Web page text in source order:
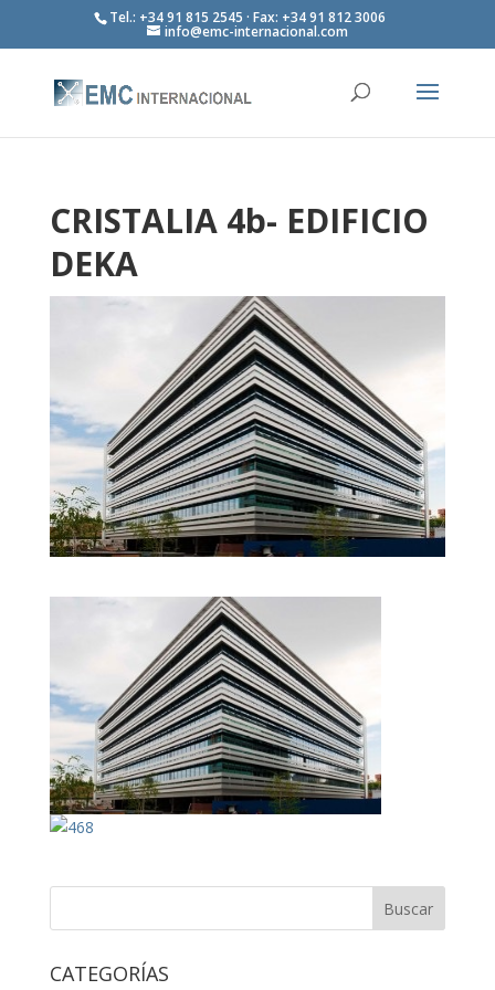
Tel.: +34 91 815 2545 · Fax: +34 91 812 3006
info@emc-internacional.com
CRISTALIA 4b- EDIFICIO
DEKA
CATEGORÍAS